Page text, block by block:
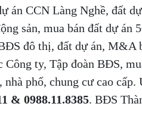
án CCN Làng Nghề, đất
sản, mua bán đất dự án
đô thị, đất dự án, M&A
ty, Tập đoàn BĐS,
phố, chung cư cao
& 0988.11.8385. BĐS